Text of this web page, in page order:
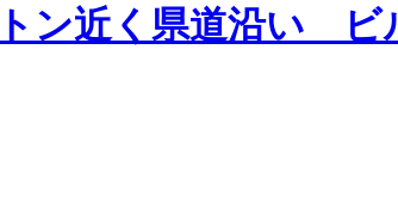
ン近く県道沿い